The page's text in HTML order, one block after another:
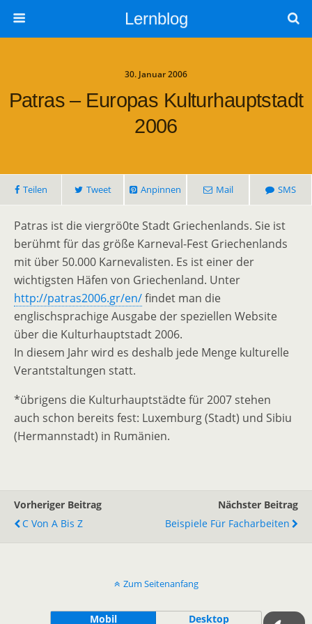
Lernblog
30. Januar 2006
Patras – Europas Kulturhauptstadt
2006
Teilen Tweet Anpinnen Mail SMS
Patras ist die viergrö0te Stadt Griechenlands. Sie ist
berühmt für das größe Karneval-Fest Griechenlands
mit über 50.000 Karnevalisten. Es ist einer der
wichtigsten Häfen von Griechenland. Unter
http://patras2006.gr/en/findet man die
englischsprachige Ausgabe der speziellen Website
über die Kulturhauptstadt 2006.
In diesem Jahr wird es deshalb jede Menge kulturelle
Verantstaltungen statt.
*übrigens die Kulturhauptstädte für 2007 stehen
auch schon bereits fest: Luxemburg (Stadt) und Sibiu
(Hermannstadt) in Rumänien.
Vorheriger Beitrag
C Von A Bis Z
Nächster Beitrag
Beispiele Für Facharbeiten
Zum Seitenanfang
Mobil Desktop